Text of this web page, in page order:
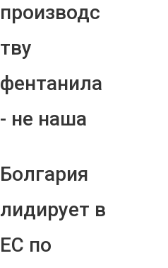
производс
тву
фентанила
- не наша
Болгария
лидирует в
ЕС по